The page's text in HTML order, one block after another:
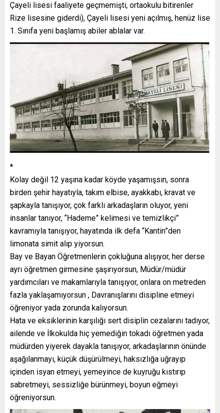
Çayeli lisesi faaliyete geçmemişti, ortaokulu bitirenler
Rize lisesine giderdi), Çayeli lisesi yeni açılmış, henüz lise
1. Sınıfa yeni başlamış abiler ablalar var.
*
Kolay değil 12 yaşına kadar köyde yaşamışsın, sonra
birden şehir hayatıyla, takım elbise, ayakkabı, kravat ve
şapkayla tanışıyor, çok farklı arkadaşların oluyor, yeni
insanlar tanıyor, “Hademe” kelimesi ve temizlikçi”
kavramıyla tanışıyor, hayatında ilk defa “Kantin”den
limonata simit alıp yiyorsun.
Bay ve Bayan Öğretmenlerin çokluğuna alışıyor, her derse
ayrı öğretmen girmesine şaşırıyorsun, Müdür/müdür
yardımcıları ve makamlarıyla tanışıyor, onlara on metreden
fazla yaklaşamıyorsun , Davranışlarını disipline etmeyi
öğreniyor yada zorunda kalıyorsun.
Hata ve eksiklerinin karşılığı sert disiplin cezalarını tadıyor,
ailende ve İlkokulda hiç yemediğin tokadı öğretmen yada
müdürden yiyerek dayakla tanışıyor, arkadaşlarının önünde
aşağılanmayı, küçük düşürülmeyi, haksızlığa uğrayıp
içinden isyan etmeyi, yemeyince de kuyruğu kıstırıp
sabretmeyi, sessizliğe bürünmeyi, boyun eğmeyi
öğreniyorsun.